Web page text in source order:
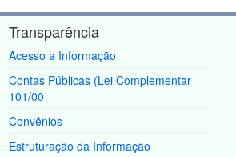
Transparência
Acesso a Informação
Contas Públicas (Lei Complementar
101/00
Convênios
Estruturação da Informação